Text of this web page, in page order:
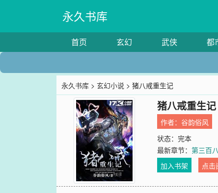
永久书库
首页 玄幻 武侠 都
永久书库 >玄幻小说 > 猪八戒重生记
猪八戒重生记
作者：谷韵俗风
状态：完本
最新章节：第三百
加入书架
点击